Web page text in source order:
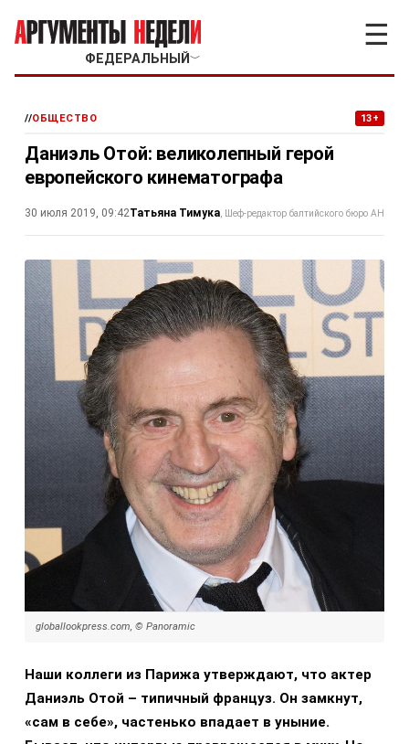
ФЕДЕРАЛЬНЫЙ ﹀
☰
//ОБЩЕСТВО 13+
Даниэль Отой: великолепный герой
европейского кинематографа
30 июля 2019, 09:42Татьяна Тимука Шеф-редактор балтийского бюро АН
globallookpress.com, © Panoramic
Наши коллеги из Парижа утверждают, что актер
Даниэль Отой – типичный француз. Он замкнут,
«сам в себе», частенько впадает в уныние.